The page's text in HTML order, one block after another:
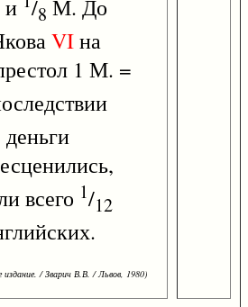
и /8 М. До
VIна
1 М. =
всего 1/12
издание. / Зварич В.В. / Львов, 1980)